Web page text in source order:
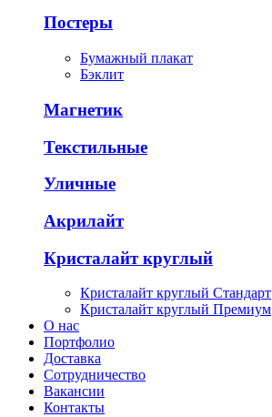
Постеры
Бумажный плакат
Бэклит
Магнетик
Текстильные
Уличные
Акрилайт
Кристалайт круглый
Кристалайт круглый Стандарт
Кристалайт круглый Премиум
О нас
Портфолио
Доставка
Сотрудничество
Вакансии
Контакты